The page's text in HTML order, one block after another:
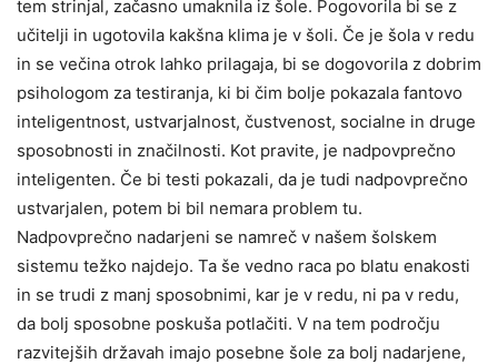
tem strinjal, začasno umaknila iz šole. Pogovorila bi se z
učitelji in ugotovila kakšna klima je v šoli. Če je šola v redu
in se večina otrok lahko prilagaja, bi se dogovorila z dobrim
psihologom za testiranja, ki bi čim bolje pokazala fantovo
inteligentnost, ustvarjalnost, čustvenost, socialne in druge
sposobnosti in značilnosti. Kot pravite, je nadpovprečno
inteligenten. Če bi testi pokazali, da je tudi nadpovprečno
ustvarjalen, potem bi bil nemara problem tu.
Nadpovprečno nadarjeni se namreč v našem šolskem
sistemu težko najdejo. Ta še vedno raca po blatu enakosti
in se trudi z manj sposobnimi, kar je v redu, ni pa v redu,
da bolj sposobne poskuša potlačiti. V na tem področju
razvitejših državah imajo posebne šole za bolj nadarjene,